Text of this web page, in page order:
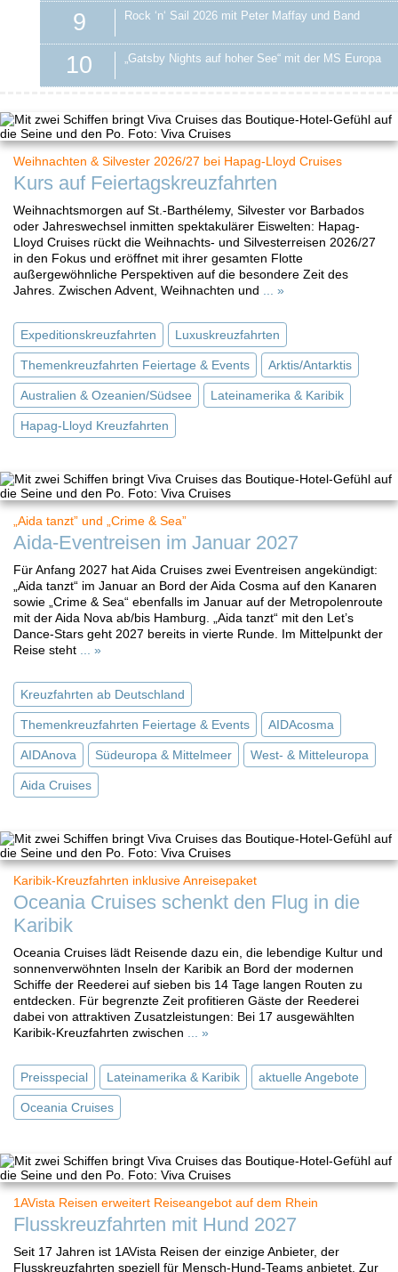
9
Rock ‘n‘ Sail 2026 mit Peter Maffay und Band
10 „Gatsby Nights auf hoher See“ mit der MS Europa
Weihnachten & Silvester 2026/27 bei Hapag-Lloyd Cruises
Kurs auf Feiertagskreuzfahrten
Weihnachtsmorgen auf St.-Barthélemy, Silvester vor Barbados
oder Jahreswechsel inmitten spektakulärer Eiswelten: Hapag-
Lloyd Cruises rückt die Weihnachts- und Silvesterreisen 2026/27
in den Fokus und eröffnet mit ihrer gesamten Flotte
außergewöhnliche Perspektiven auf die besondere Zeit des
Jahres. Zwischen Advent, Weihnachten und
... »
Expeditionskreuzfahrten Luxuskreuzfahrten
Themenkreuzfahrten Feiertage & Events Arktis/Antarktis
Australien & Ozeanien/Südsee Lateinamerika & Karibik
Hapag-Lloyd Kreuzfahrten
„Aida tanzt” und „Crime & Sea”
Aida-Eventreisen im Januar 2027
Für Anfang 2027 hat Aida Cruises zwei Eventreisen angekündigt:
„Aida tanzt“ im Januar an Bord der Aida Cosma auf den Kanaren
sowie „Crime & Sea“ ebenfalls im Januar auf der Metropolenroute
mit der Aida Nova ab/bis Hamburg. „Aida tanzt“ mit den Let’s
Dance-Stars geht 2027 bereits in vierte Runde. Im Mittelpunkt der
Reise steht
... »
Kreuzfahrten ab Deutschland
Themenkreuzfahrten Feiertage & Events AIDAcosma
AIDAnova Südeuropa & Mittelmeer West- & Mitteleuropa
Aida Cruises
Karibik-Kreuzfahrten inklusive Anreisepaket
Oceania Cruises schenkt den Flug in die
Karibik
Oceania Cruises lädt Reisende dazu ein, die lebendige Kultur und
sonnenverwöhnten Inseln der Karibik an Bord der modernen
Schiffe der Reederei auf sieben bis 14 Tage langen Routen zu
entdecken. Für begrenzte Zeit profitieren Gäste der Reederei
dabei von attraktiven Zusatzleistungen: Bei 17 ausgewählten
Karibik-Kreuzfahrten zwischen
... »
Preisspecial Lateinamerika & Karibik aktuelle Angebote
Oceania Cruises
1AVista Reisen erweitert Reiseangebot auf dem Rhein
Flusskreuzfahrten mit Hund 2027
Seit 17 Jahren ist 1AVista Reisen der einzige Anbieter, der
Flusskreuzfahrten speziell für Mensch-Hund-Teams anbietet. Zur